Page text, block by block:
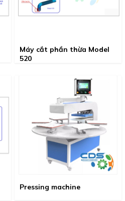
Máy cắt phần thừa Model
520
Pressing machine